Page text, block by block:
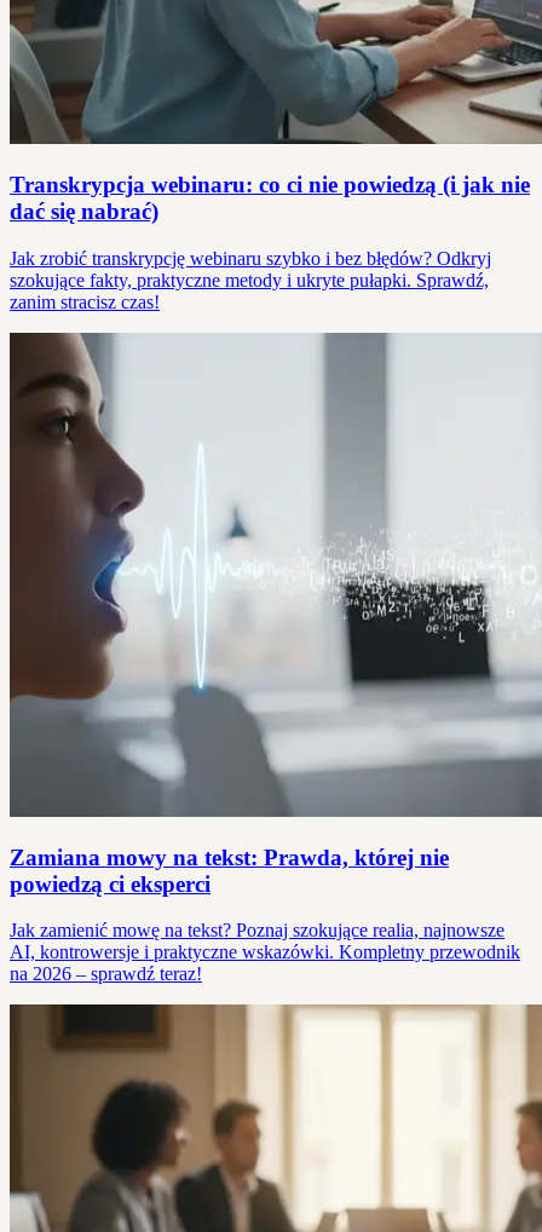
Transkrypcja webinaru: co ci nie powiedzą (i jak nie
dać się nabrać)
Jak zrobić transkrypcję webinaru szybko i bez błędów? Odkryj
szokujące fakty, praktyczne metody i ukryte pułapki. Sprawdź,
zanim stracisz czas!
Zamiana mowy na tekst: Prawda, której nie
powiedzą ci eksperci
Jak zamienić mowę na tekst? Poznaj szokujące realia, najnowsze
AI, kontrowersje i praktyczne wskazówki. Kompletny przewodnik
na 2026 – sprawdź teraz!